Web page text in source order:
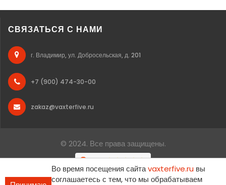
СВЯЗАТЬСЯ С НАМИ
г. Владимир, ул. Добросельская, д. 201
+7 (900) 474-30-00
zakaz@vaxterfive.ru
© 2024. Все права защищены.
Во время посещения сайтаvaxterfive.ru вы
соглашаетесь с тем, что мы обрабатываем